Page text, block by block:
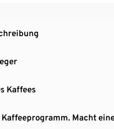
Kaffees
Kaffeeprogramm. Macht